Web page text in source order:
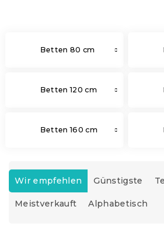
Betten 80 cm
Betten 120 cm
Betten 160 cm
P
o
d
Wir empfehlen Günstigste
Meistverkauft Alphabetisch